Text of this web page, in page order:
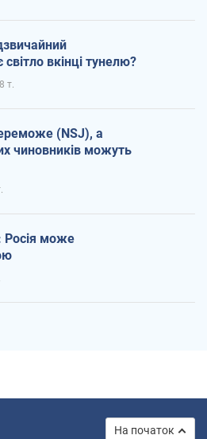
вкінці тунелю?
т.
(NSJ), а
чиновників можуть
Росія може
На початок